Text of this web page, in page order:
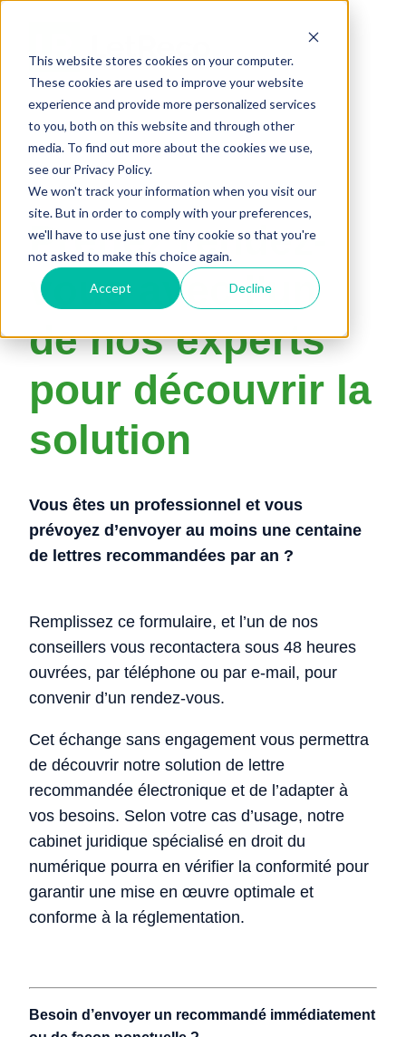
This website stores cookies on your computer.
These cookies are used to improve your website
experience and provide more personalized services
to you, both on this website and through other
media. To find out more about the cookies we use,
see our Privacy Policy.
We won't track your information when you visit our
site. But in order to comply with your preferences,
we'll have to use just one tiny cookie so that you're
not asked to make this choice again.
Accept Decline
Prenez rendez-
vous avec l'un
de nos experts
pour découvrir la
solution
Vous êtes un professionnel et vous
prévoyez d’envoyer au moins une centaine
de lettres recommandées par an ?
Remplissez ce formulaire, et l’un de nos
conseillers vous recontactera sous 48 heures
ouvrées, par téléphone ou par e-mail, pour
convenir d’un rendez-vous.
Cet échange sans engagement vous permettra
de découvrir notre solution de lettre
recommandée électronique et de l’adapter à
vos besoins. Selon votre cas d’usage, notre
cabinet juridique spécialisé en droit du
numérique pourra en vérifier la conformité pour
garantir une mise en œuvre optimale et
conforme à la réglementation.
Besoin d’envoyer un recommandé immédiatement